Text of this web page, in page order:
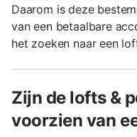
Daarom is deze
van een betaalbare
het zoeken naar een
Zijn de lofts &
voorzien van